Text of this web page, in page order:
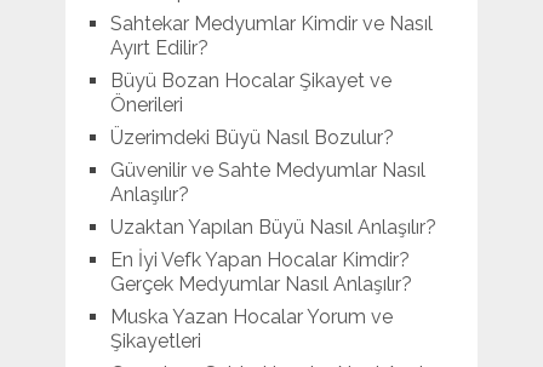
Sahtekar Medyumlar Kimdir ve Nasıl
Ayırt Edilir?
Büyü Bozan Hocalar Şikayet ve
Önerileri
Üzerimdeki Büyü Nasıl Bozulur?
Güvenilir ve Sahte Medyumlar Nasıl
Anlaşılır?
Uzaktan Yapılan Büyü Nasıl Anlaşılır?
En İyi Vefk Yapan Hocalar Kimdir?
Gerçek Medyumlar Nasıl Anlaşılır?
Muska Yazan Hocalar Yorum ve
Şikayetleri